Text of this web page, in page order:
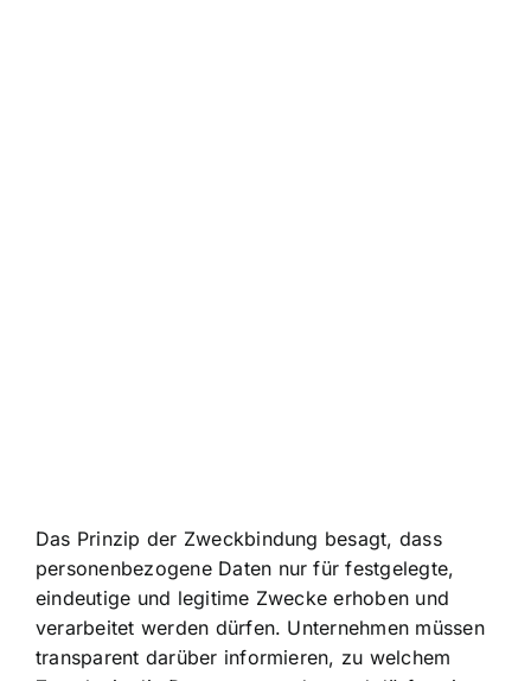
Das Prinzip der Zweckbindung besagt, dass
personenbezogene Daten nur für festgelegte,
eindeutige und legitime Zwecke erhoben und
verarbeitet werden dürfen. Unternehmen müssen
transparent darüber informieren, zu welchem